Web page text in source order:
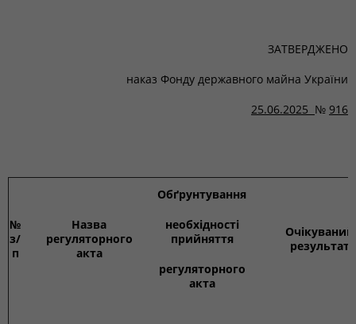
ЗАТВЕРДЖЕНО
наказ Фонду державного майна України
25.06.2025 № 916
№
з/
п
Назва
регуляторного
акта
Обґрунтування
необхідності
прийняття
регуляторного
акта
Очікуваний
результат